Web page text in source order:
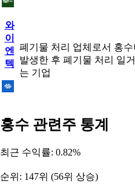
와
이
엔
텍
폐기물 처리 업체로서 홍
발생한 후 폐기물 처리 일
는 기업
홍수 관련주 통계
최근 수익률: 0.82%
순위: 147위 (56위 상승)